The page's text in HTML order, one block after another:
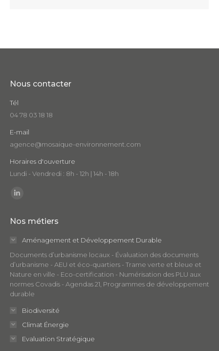
Nous contacter
Tél
04 78 03 18 18
E-mail
agence@mosaique-environnement.com
Horaires d'ouverture
Lundi - Vendredi : 8h - 12h | 14h - 18h
Trouvez nous sur :
opens
window
Nos métiers
Aménagement et Développement Durable
Documents d’urbanisme locaux - Évaluation des documents
d’urbanisme - AEU et éco-quartiers - Trame verte et bleue et
Nature en ville - Eco-certification - Numérisation des PLU aux
normes Covadis - Agendas 21, Programmes de développement
durable
Biodiversité
Climat Énergie
Evaluation Stratégique